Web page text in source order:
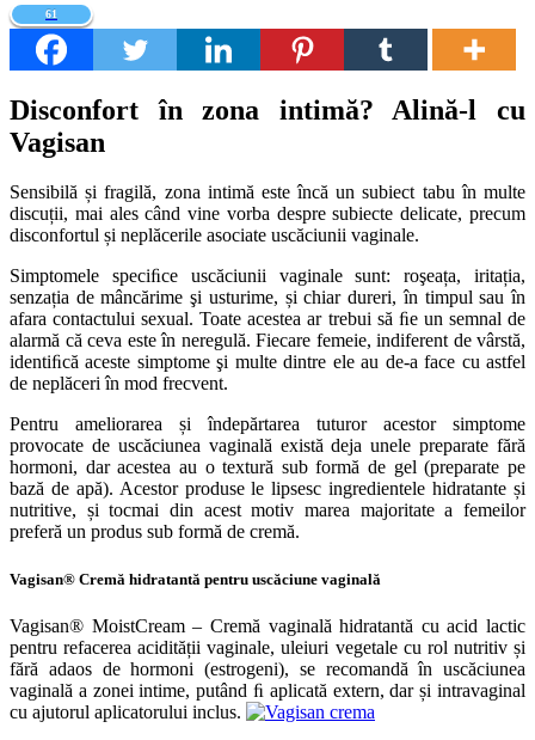
61
Disconfort în zona intimă? Alină-l cu
Vagisan
Sensibilă și fragilă, zona intimă este încă un subiect tabu în multe
discuții, mai ales când vine vorba despre subiecte delicate, precum
disconfortul și neplăcerile asociate uscăciunii vaginale.
Simptomele speciﬁce uscăciunii vaginale sunt: roşeața, iritația,
senzația de mâncărime şi usturime, și chiar dureri, în timpul sau în
afara contactului sexual. Toate acestea ar trebui să ﬁe un semnal de
alarmă că ceva este în neregulă. Fiecare femeie, indiferent de vârstă,
identiﬁcă aceste simptome şi multe dintre ele au de-a face cu astfel
de neplăceri în mod frecvent.
Pentru ameliorarea și îndepărtarea tuturor acestor simptome
provocate de uscăciunea vaginală există deja unele preparate fără
hormoni, dar acestea au o textură sub formă de gel (preparate pe
bază de apă). Acestor produse le lipsesc ingredientele hidratante și
nutritive, și tocmai din acest motiv marea majoritate a femeilor
preferă un produs sub formă de cremă.
Vagisan® Cremă hidratantă pentru uscăciune vaginală
Vagisan® MoistCream – Cremă vaginală hidratantă cu acid lactic
pentru refacerea acidității vaginale, uleiuri vegetale cu rol nutritiv și
fără adaos de hormoni (estrogeni), se recomandă în uscăciunea
vaginală a zonei intime, putând ﬁ aplicată extern, dar și intravaginal
cu ajutorul aplicatorului inclus.